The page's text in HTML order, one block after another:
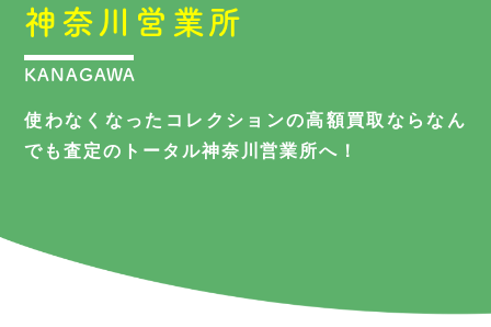
神奈川営業所
KANAGAWA
使わなくなったコレクションの高額買取ならなん
でも査定のトータル神奈川営業所へ！